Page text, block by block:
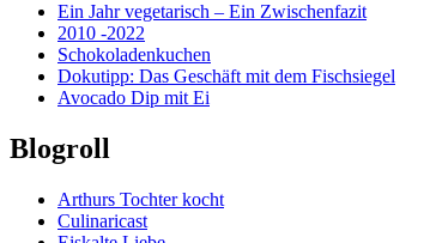
Ein Jahr vegetarisch – Ein Zwischenfazit
2010 -2022
Schokoladenkuchen
Dokutipp: Das Geschäft mit dem Fischsiegel
Avocado Dip mit Ei
Blogroll
Arthurs Tochter kocht
Culinaricast